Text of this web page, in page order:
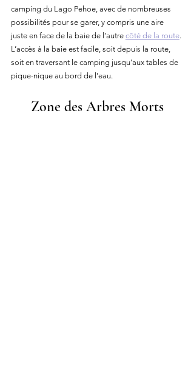
camping du Lago Pehoe, avec de nombreuses
possibilités pour se garer, y compris une aire
juste en face de la baie de l’autre côté de la route.
L’accès à la baie est facile, soit depuis la route,
soit en traversant le camping jusqu’aux tables de
pique-nique au bord de l’eau.
Zone des Arbres Morts